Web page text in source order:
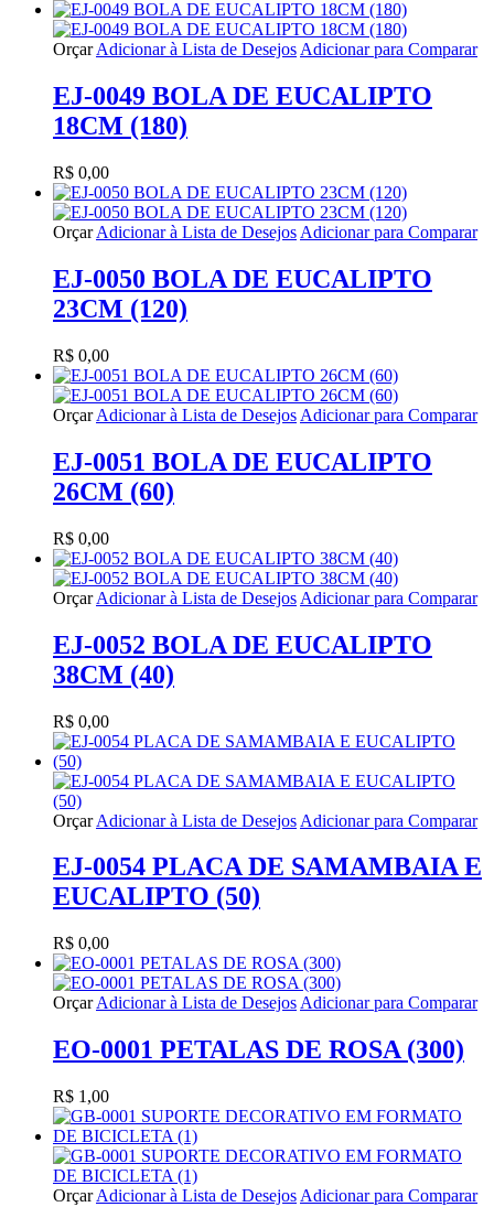
Orçar Adicionar à Lista de Desejos Adicionar para Comparar
EJ-0049 BOLA DE EUCALIPTO
18CM (180)
R$ 0,00
Orçar Adicionar à Lista de Desejos Adicionar para Comparar
EJ-0050 BOLA DE EUCALIPTO
23CM (120)
R$ 0,00
Orçar Adicionar à Lista de Desejos Adicionar para Comparar
EJ-0051 BOLA DE EUCALIPTO
26CM (60)
R$ 0,00
Orçar Adicionar à Lista de Desejos Adicionar para Comparar
EJ-0052 BOLA DE EUCALIPTO
38CM (40)
R$ 0,00
Orçar Adicionar à Lista de Desejos Adicionar para Comparar
EJ-0054 PLACA DE SAMAMBAIA E
EUCALIPTO (50)
R$ 0,00
Orçar Adicionar à Lista de Desejos Adicionar para Comparar
EO-0001 PETALAS DE ROSA (300)
R$ 1,00
Orçar Adicionar à Lista de Desejos Adicionar para Comparar